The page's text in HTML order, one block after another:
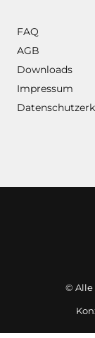
FAQ
AGB
Downloads
Impressum
© Alle